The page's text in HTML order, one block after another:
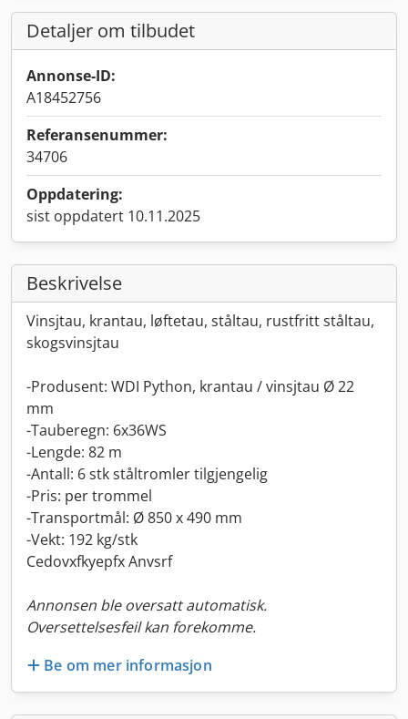
Detaljer om tilbudet
Annonse-ID:
A18452756
Referansenummer:
34706
Oppdatering:
sist oppdatert 10.11.2025
Beskrivelse
Vinsjtau, krantau, løftetau, ståltau, rustfritt ståltau,
skogsvinsjtau
-Produsent: WDI Python, krantau / vinsjtau Ø 22
mm
-Tauberegn: 6x36WS
-Lengde: 82 m
-Antall: 6 stk ståltromler tilgjengelig
-Pris: per trommel
-Transportmål: Ø 850 x 490 mm
-Vekt: 192 kg/stk
Cedovxfkyepfx Anvsrf
Annonsen ble oversatt automatisk.
Oversettelsesfeil kan forekomme.
Be om mer informasjon